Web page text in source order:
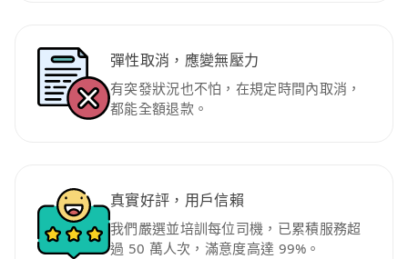
彈性取消，應變無壓力
有突發狀況也不怕，在規定時間內取消，
都能全額退款。
真實好評，用戶信賴
我們嚴選並培訓每位司機，已累積服務超
過 50 萬人次，滿意度高達 99%。